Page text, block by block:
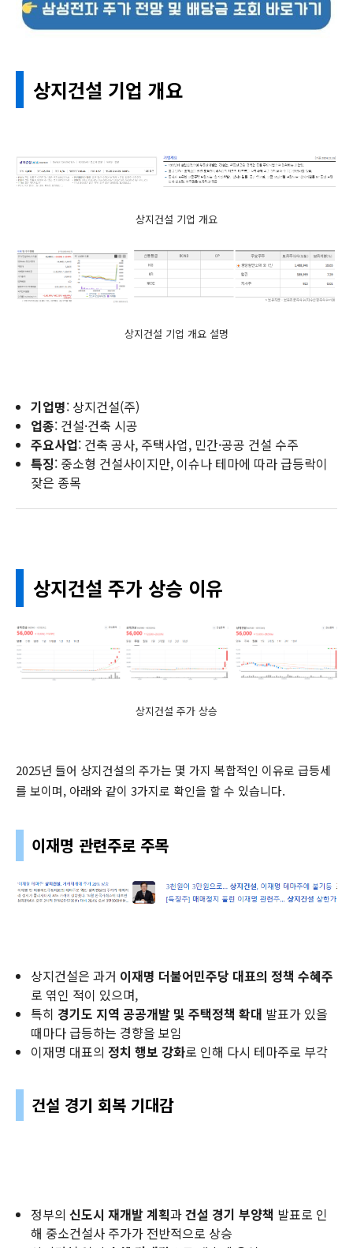
상지건설 기업 개요
상지건설 기업 개요
상지건설 기업 개요 설명
기업명: 상지건설(주)
업종: 건설·건축 시공
주요사업: 건축 공사, 주택사업, 민간·공공 건설 수주
특징: 중소형 건설사이지만, 이슈나 테마에 따라 급등락이
잦은 종목
상지건설 주가 상승 이유
상지건설 주가 상승
2025년 들어 상지건설의 주가는 몇 가지 복합적인 이유로 급등세
를 보이며, 아래와 같이 3가지로 확인을 할 수 있습니다.
이재명 관련주로 주목
상지건설은 과거 이재명 더불어민주당 대표의 정책 수혜주
로 엮인 적이 있으며,
특히 경기도 지역 공공개발 및 주택정책 확대 발표가 있을
때마다 급등하는 경향을 보임
이재명 대표의 정치 행보 강화로 인해 다시 테마주로 부각
건설 경기 회복 기대감
정부의 신도시 재개발 계획과건설 경기 부양책 발표로 인
해 중소건설사 주가가 전반적으로 상승